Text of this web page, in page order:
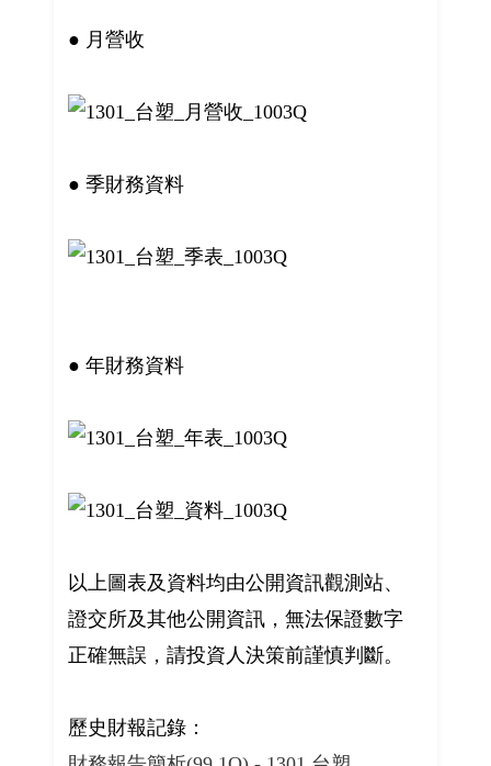
● 月營收
● 季財務資料
● 年財務資料
以上圖表及資料均由公開資訊觀測站、
證交所及其他公開資訊，無法保證數字
正確無誤，請投資人決策前謹慎判斷。
歷史財報記錄：